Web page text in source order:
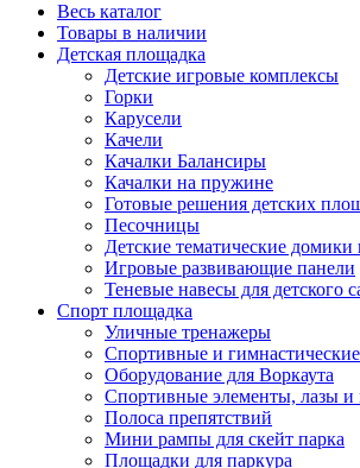
Весь каталог
Товары в наличии
Детская площадка
Детские игровые комплексы
Горки
Карусели
Качели
Качалки Балансиры
Качалки на пружине
Готовые решения детских
Песочницы
Детские тематические домики
Игровые развивающие панели
Теневые навесы для
Спорт площадка
Уличные тренажеры
Спортивные и
Оборудование для Воркаута
Спортивные элементы, лазы и
Полоса препятствий
Мини рампы для скейт парка
Площадки для паркура